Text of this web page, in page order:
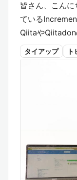
皆さん、こん
ている
Qiitaや
タイアップ